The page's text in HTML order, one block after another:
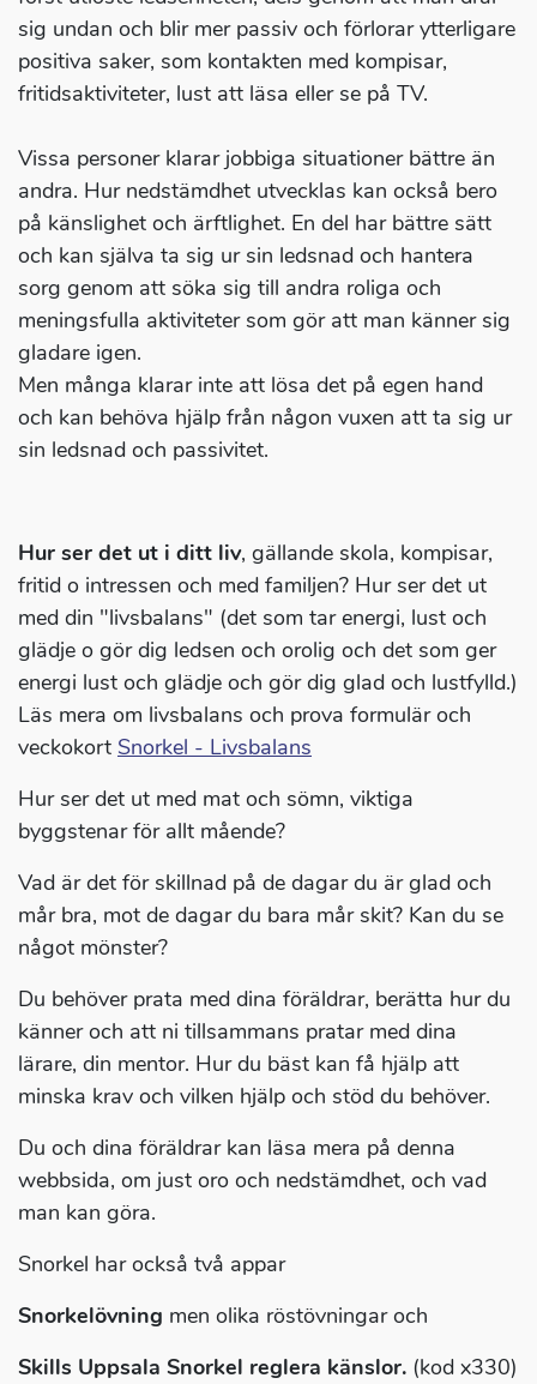
sig undan och blir mer passiv och förlorar ytterligare
positiva saker, som kontakten med kompisar,
fritidsaktiviteter, lust att läsa eller se på TV.
Vissa personer klarar jobbiga situationer bättre än
andra. Hur nedstämdhet utvecklas kan också bero
på känslighet och ärftlighet. En del har bättre sätt
och kan själva ta sig ur sin ledsnad och hantera
sorg genom att söka sig till andra roliga och
meningsfulla aktiviteter som gör att man känner sig
gladare igen.
Men många klarar inte att lösa det på egen hand
och kan behöva hjälp från någon vuxen att ta sig ur
sin ledsnad och passivitet.
Hur ser det ut i ditt liv, gällande skola, kompisar,
fritid o intressen och med familjen? Hur ser det ut
med din "livsbalans" (det som tar energi, lust och
glädje o gör dig ledsen och orolig och det som ger
energi lust och glädje och gör dig glad och lustfylld.)
Läs mera om livsbalans och prova formulär och
veckokort Snorkel - Livsbalans
Hur ser det ut med mat och sömn, viktiga
byggstenar för allt mående?
Vad är det för skillnad på de dagar du är glad och
mår bra, mot de dagar du bara mår skit? Kan du se
något mönster?
Du behöver prata med dina föräldrar, berätta hur du
känner och att ni tillsammans pratar med dina
lärare, din mentor. Hur du bäst kan få hjälp att
minska krav och vilken hjälp och stöd du behöver.
Du och dina föräldrar kan läsa mera på denna
webbsida, om just oro och nedstämdhet, och vad
man kan göra.
Snorkel har också två appar
Snorkelövning men olika röstövningar och
Skills Uppsala Snorkel reglera känslor. (kod x330)